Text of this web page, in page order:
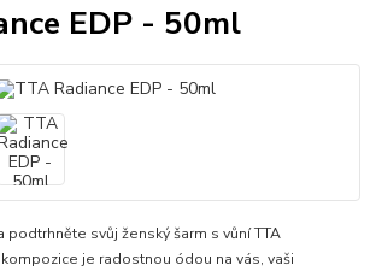
EDP - 50ml
svůj ženský šarm s vůní TTA
kompozice je radostnou ódou na vás, vaši